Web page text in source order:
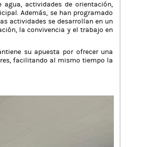
actividades de orientación,
Además, se han programado
actividades se desarrollan en un
la convivencia y el trabajo en
su apuesta por ofrecer una
facilitando al mismo tiempo la